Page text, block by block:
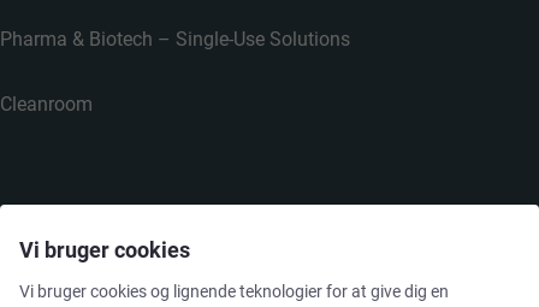
Pharma & Biotech – Single-Use Solutions
Cleanroom
VIRKSOMHEDEN
Vi bruger cookies
Vi bruger cookies og lignende teknologier for at give dig en